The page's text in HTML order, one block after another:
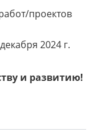
проектов
2024 г.
и развитию!